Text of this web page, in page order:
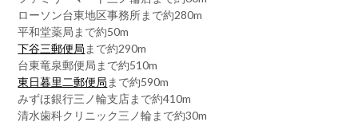
ローソン台東地区事務所まで約280m
平和堂薬局まで約50m
下谷三郵便局 まで約290m
台東竜泉郵便局まで約510m
東日暮里二郵便局 まで約590m
みずほ銀行三ノ輪支店まで約410m
清水歯科クリニック三ノ輪まで約30m